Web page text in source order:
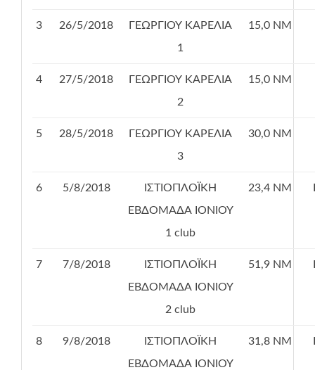
3 26/5/2018
ΓΕΩΡΓΙΟΥ ΚΑΡΕΛΙΑ
1
15,0 ΝΜ
4 27/5/2018
ΓΕΩΡΓΙΟΥ ΚΑΡΕΛΙΑ
2
15,0 ΝΜ
5 28/5/2018
ΓΕΩΡΓΙΟΥ ΚΑΡΕΛΙΑ
3
30,0 ΝΜ
6 5/8/2018
ΙΣΤΙΟΠΛΟΪΚΗ
ΕΒΔΟΜΑΔΑ ΙΟΝΙΟΥ
1 club
23,4 ΝΜ
7 7/8/2018
ΙΣΤΙΟΠΛΟΪΚΗ
ΕΒΔΟΜΑΔΑ ΙΟΝΙΟΥ
2 club
51,9 ΝΜ
8 9/8/2018
ΙΣΤΙΟΠΛΟΪΚΗ
ΕΒΔΟΜΑΔΑ ΙΟΝΙΟΥ
31,8 ΝΜ